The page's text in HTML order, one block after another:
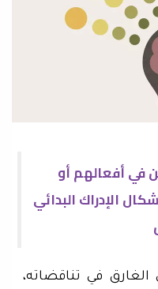
في أفعالهم أو
الإدراك البدائي
في تناقضاته،